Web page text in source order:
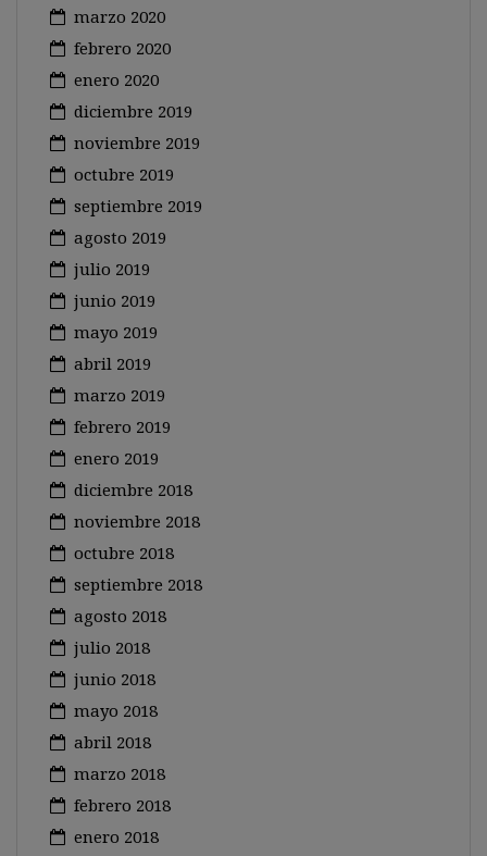
marzo 2020
febrero 2020
enero 2020
diciembre 2019
noviembre 2019
octubre 2019
septiembre 2019
agosto 2019
julio 2019
junio 2019
mayo 2019
abril 2019
marzo 2019
febrero 2019
enero 2019
diciembre 2018
noviembre 2018
octubre 2018
septiembre 2018
agosto 2018
julio 2018
junio 2018
mayo 2018
abril 2018
marzo 2018
febrero 2018
enero 2018